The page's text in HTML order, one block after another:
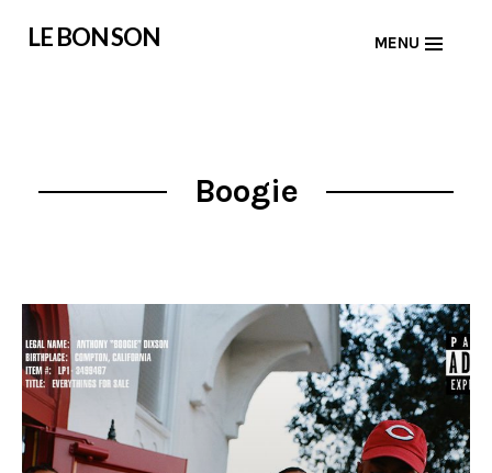
LE BON SON MENU
Boogie